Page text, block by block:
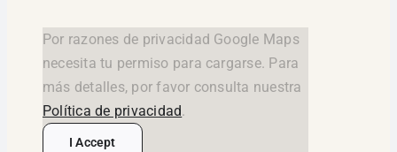
Por razones de privacidad Google Maps
necesita tu permiso para cargarse. Para
más detalles, por favor consulta nuestra
Política de privacidad.
I Accept